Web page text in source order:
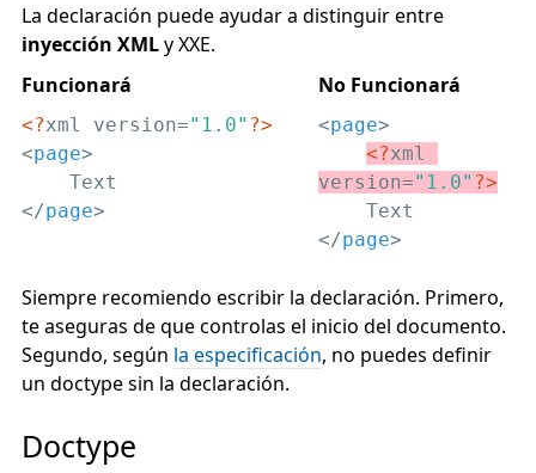
La declaración puede ayudar a distinguir entre
inyección XMLy XXE.
Funcionará
No Funcionará
<?xml version="1.0" ?>
<page>
</page>
<page>
<?xml
version="1.0" ?>
</page>
Siempre recomiendo escribir la declaración. Primero,
te aseguras de que controlas el inicio del documento.
Segundo, según la especificación, no puedes definir
un doctype sin la declaración.
Doctype